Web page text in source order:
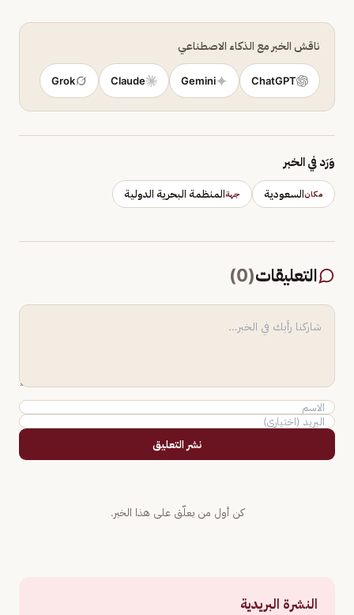
ناقش الخبر مع الذكاء الاصطناعي
ChatGPT
Gemini
Claude
Grok
وَرَد في الخبر
مكانالسعودية جهةالمنظمة البحرية الدولية
التعليقات(
0
)
نشر التعليق
كن أول من يعلّق على هذا الخبر.
النشرة البريدية